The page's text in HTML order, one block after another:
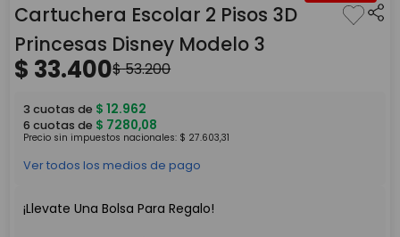
4.
monopatin
5
toy story
Cartuchera Escolar 2 Pisos 3D
Princesas Disney Modelo 3
$ 33.400$53.200
3 cuotas de $ 12.962
6 cuotas de $ 7280,08
Precio sin impuestos nacionales: $ 27.603,31
Ver todos los medios de pago
¡Llevate Una Bolsa Para Regalo!